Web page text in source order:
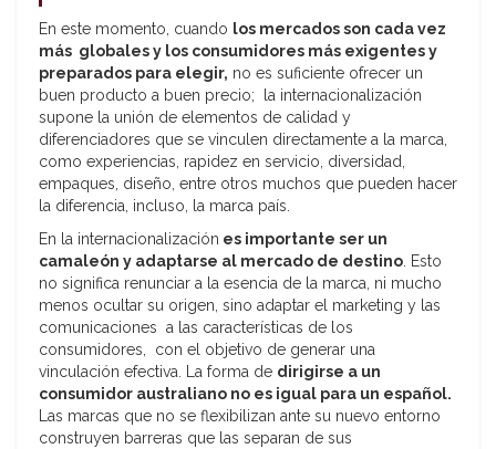
En este momento, cuando los mercados son cada vez
más globales y los consumidores más exigentes y
preparados para elegir, no es suficiente ofrecer un
buen producto a buen precio; la internacionalización
supone la unión de elementos de calidad y
diferenciadores que se vinculen directamente a la marca,
como experiencias, rapidez en servicio, diversidad,
empaques, diseño, entre otros muchos que pueden hacer
la diferencia, incluso, la marca país.
En la internacionalización es importante ser un
camaleón y adaptarse al mercado de destino. Esto
no significa renunciar a la esencia de la marca, ni mucho
menos ocultar su origen, sino adaptar el marketing y las
comunicaciones a las características de los
consumidores, con el objetivo de generar una
vinculación efectiva. La forma de dirigirse a un
consumidor australiano no es igual para un español.
Las marcas que no se flexibilizan ante su nuevo entorno
construyen barreras que las separan de sus